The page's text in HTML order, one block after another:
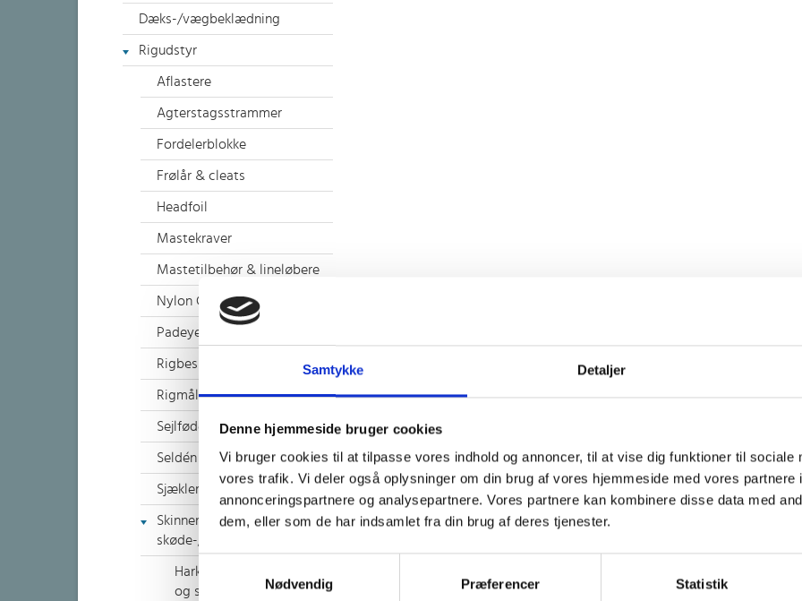
Samtykke Detaljer
Denne hjemmeside bruger cookies
Vi bruger cookies til at tilpasse vores indhold og annoncer, til at vise dig funktioner til sociale
vores trafik. Vi deler også oplysninger om din brug af vores hjemmeside med vores partnere
annonceringspartnere og analysepartnere. Vores partnere kan kombinere disse data med
dem, eller som de har indsamlet fra din brug af deres tjenester.
Nødvendig
Præferencer Statistik
Dæks-/vægbeklædning
Rigudstyr
Aflastere
Agterstagsstrammer
Fordelerblokke
Frølår & cleats
Headfoil
Mastekraver
Mastetilbehør & lineløbere
Nylon Clips
Padeyes/Ropeye
Rigbeskyttelse
Rigmåler
Sejlføder
Seldén
Sjækler, kovse & bøjler
Skinner &
skøde-/genuavogne
Harken 13mm løjgang
og skødeskinne